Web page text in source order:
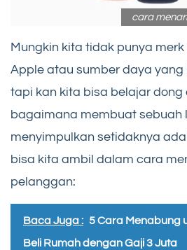
cara
Mungkin kita tidak punya
Apple atau sumber daya
tapi kan kita bisa belajar
bagaimana membuat sebuah
menyimpulkan setidaknya
bisa kita ambil dalam cara
pelanggan:
Baca Juga : 5 Cara Menabung
Beli Rumah dengan Gaji 3 Juta